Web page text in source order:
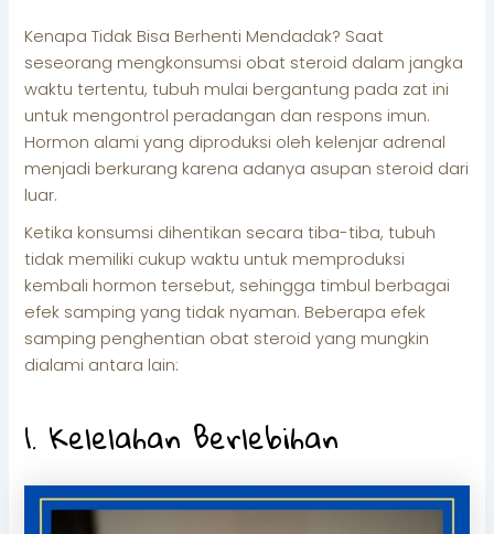
Kenapa Tidak Bisa Berhenti Mendadak? Saat
seseorang mengkonsumsi obat steroid dalam jangka
waktu tertentu, tubuh mulai bergantung pada zat ini
untuk mengontrol peradangan dan respons imun.
Hormon alami yang diproduksi oleh kelenjar adrenal
menjadi berkurang karena adanya asupan steroid dari
luar.
Ketika konsumsi dihentikan secara tiba-tiba, tubuh
tidak memiliki cukup waktu untuk memproduksi
kembali hormon tersebut, sehingga timbul berbagai
efek samping yang tidak nyaman. Beberapa efek
samping penghentian obat steroid yang mungkin
dialami antara lain:
1. Kelelahan Berlebihan